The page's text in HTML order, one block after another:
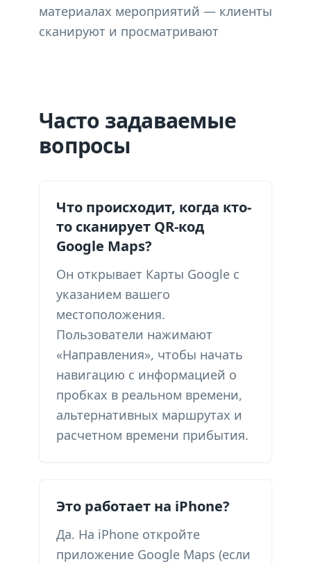
материалах мероприятий — клиенты
сканируют и просматривают
Часто задаваемые
вопросы
Что происходит, когда кто-
то сканирует QR-код
Google Maps?
Он открывает Карты Google с
указанием вашего
местоположения.
Пользователи нажимают
«Направления», чтобы начать
навигацию с информацией о
пробках в реальном времени,
альтернативных маршрутах и ​​
расчетном времени прибытия.
Это работает на iPhone?
Да. На iPhone откройте
приложение Google Maps (если